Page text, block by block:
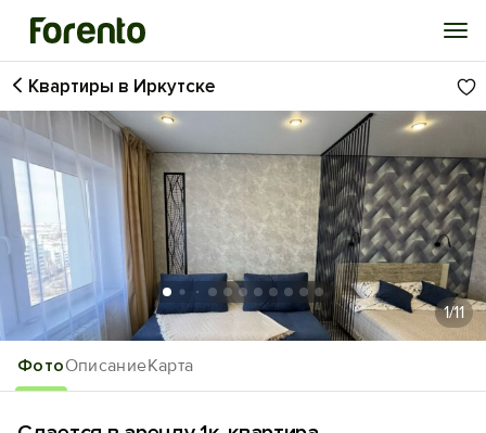
Войти
Избранное
История просмотра
Добавить свой объект
ФотоОписаниеКарта
Квартиры в Иркутске
1/11